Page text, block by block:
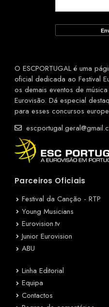
O ESCPORTUGAL é uma
oficial dedicada ao Festival
os demais eventos de
Eurovisão. Dá especial
para esses concursos
Parceiros Oficiais
Festival da Canção - RTP
Young Musicians
Eurovision.tv
Junior Eurovision
ABU
Linha Editorial
Equipa
Contactos